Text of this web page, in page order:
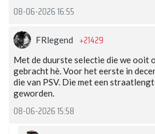
08-06-2026 16:55
FRlegend +21429
Met de duurste selectie die we ooit
gebracht hè. Voor het eerste in
die van PSV. Die met een
geworden.
08-06-2026 15:58